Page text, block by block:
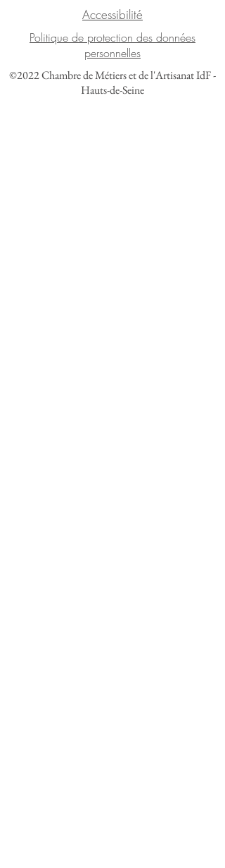
Accessibilité
Politique de protection des données
personnelles
©2022 Chambre de Métiers et de l'Artisanat IdF -
Hauts-de-Seine